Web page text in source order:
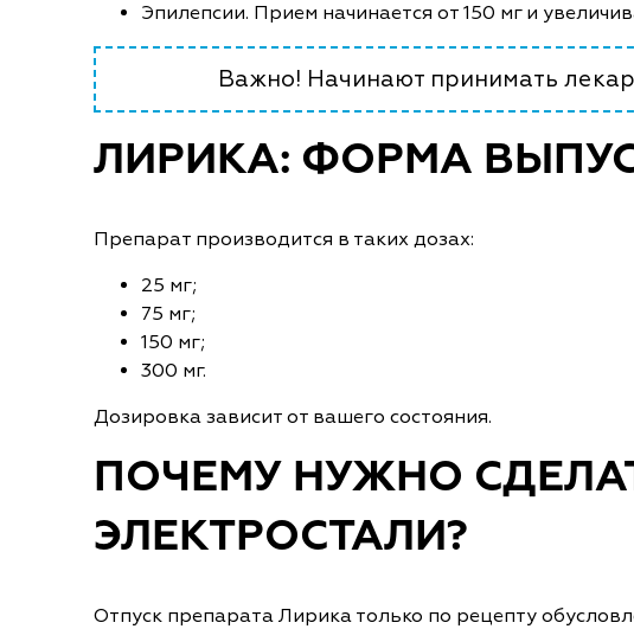
Эпилепсии. Прием начинается от 150 мг и
Важно! Начинают принимать
ЛИРИКА: ФОРМА
Препарат производится в таких дозах:
25 мг;
75 мг;
150 мг;
300 мг.
Дозировка зависит от вашего состояния.
ПОЧЕМУ НУЖНО
ЭЛЕКТРОСТАЛИ?
Отпуск препарата Лирика только по рецепту